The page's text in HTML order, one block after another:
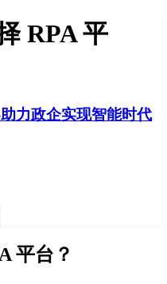
RPA 平
平台？